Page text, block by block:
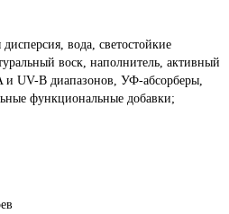
вода, светостойкие
воск, наполнитель, активный
UV-B диапазонов, УФ-абсорберы,
функциональные добавки;